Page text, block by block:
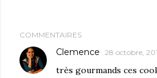
COMMENTAIRES
Clemence 28 octobre,
très gourmands ces